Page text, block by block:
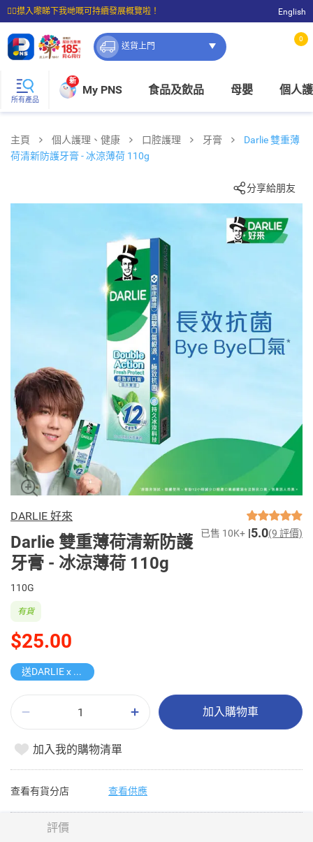
☝🏼㩒入嚟睇下我哋嘅可持續發展概覽啦！
⭐購物滿$399即享免費送貨；滿$100即可免費店取。
English
送貨上門
0
所有產品
新
My PNS 食品及飲品 母嬰 個人
主頁 個人護理、健康 口腔護理 牙膏
Darlie 雙重薄
荷清新防護牙膏 - 冰涼薄荷 110g
分享給朋友
DARLIE 好來
Darlie 雙重薄荷清新防護
牙膏 - 冰涼薄荷 110g
已售 10K+ 5.0(9 評價)
110G
$25.00
有貨
送DARLIE x ASW 185th康樂棋
加入購物車
加入我的購物清單
查看有貨分店 查看供應
評價